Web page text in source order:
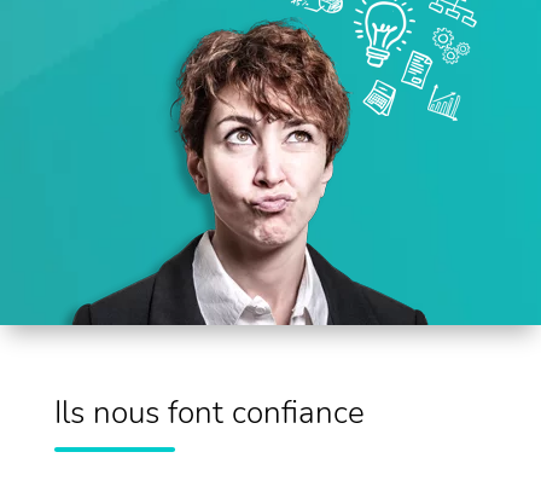
Ils nous font confiance